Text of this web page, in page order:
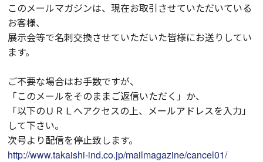
このメールマガジンは、現在お取引させていただいている
お客様、
展示会等で名刺交換させていただいた皆様にお送りしてい
ます。
ご不要な場合はお手数ですが、
「このメールをそのままご返信いただく」か、
「以下のＵＲＬへアクセスの上、メールアドレスを入力」
して下さい。
次号より配信を停止致します。
http://www.takaishi-ind.co.jp/mailmagazine/cancel01/